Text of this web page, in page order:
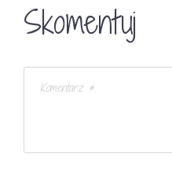
Skomentuj